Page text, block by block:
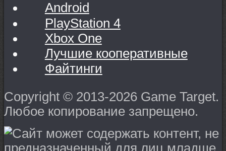
Android
PlayStation 4
Xbox One
Лучшие кооперативные
Файтинги
Copyright © 2013-2026 Game Target.
Любое копирование запрещено.